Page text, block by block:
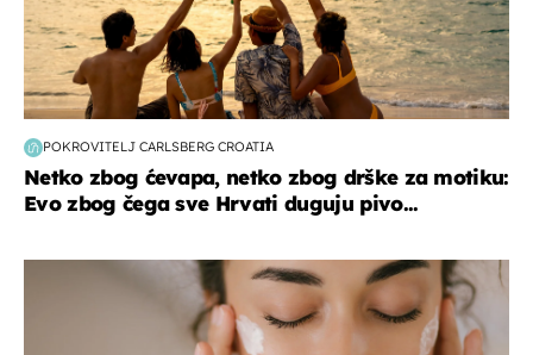
POKROVITELJ CARLSBERG CROATIA
Netko zbog ćevapa, netko zbog drške za motiku:
Evo zbog čega sve Hrvati duguju pivo...
moda & ljepota